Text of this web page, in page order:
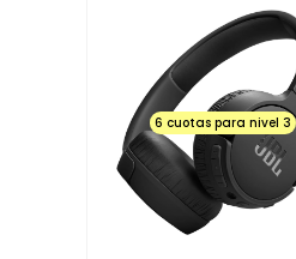
audífonos.Los equipos
configuración
Software o ya sea que
anula la GARANTIA.
Los productos pierden
lógica por fallas de
batería.En caso de
mostrar al cliente las
ACCESORIOS) ya que
del producto.
6 cuotas para nivel 3